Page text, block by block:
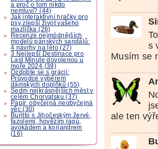
a proč o tom nikdo
nemluví? (44)
Jak interaktivní hračky pro
psy zlepší život vašeho
mazlíčka (26)
Recenze nejmódnějších
modelů pánských sandálů:
4 návrhy na léto (27)
3 Nejlepší Destinace pro
Last Minute dovolenou u
moře 2024 (39)
Ozdobte se s grácii:
Průvodce výběrem
dámských doplňků (55)
Sedm nejkrásnějších měst v
celém Chorvatsku (37)
Papír, obyčejná neobyčejná
věc (30)
Buritto s Jihočeským žervé,
fazolemi, hovězím ragú,
avokádem a koriandrem
(16)
s
Musím se
ale ten